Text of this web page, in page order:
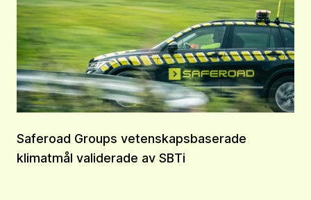
Saferoad Groups vetenskapsbaserade
klimatmål validerade av SBTi